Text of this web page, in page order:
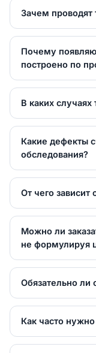
Зачем проводят
Почему
построено по
В каких случаях
Какие дефекты
обследования?
От чего зависит
Можно ли
не формулируя
Обязательно ли
Как часто